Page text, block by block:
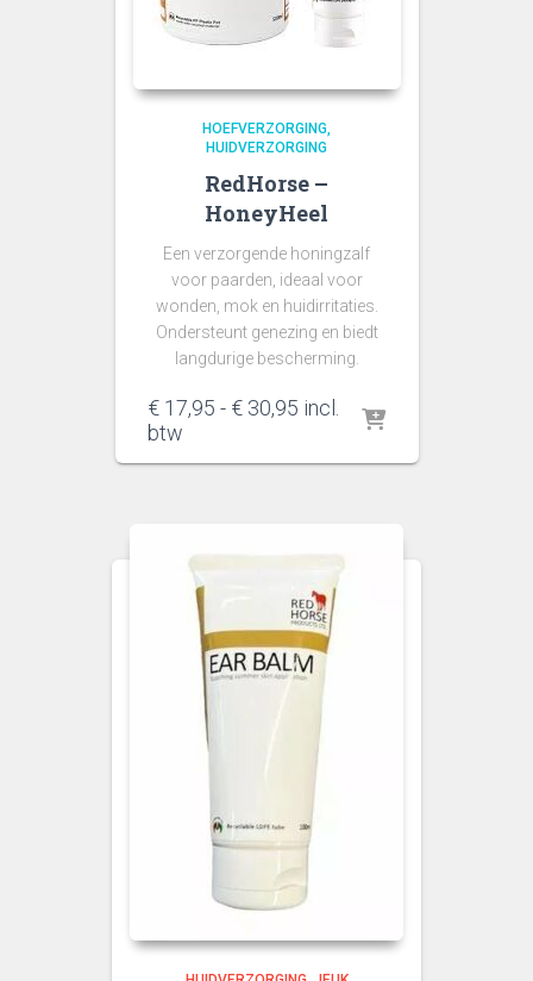
HOEFVERZORGING
HUIDVERZORGING
RedHorse –
HoneyHeel
Een verzorgende honingzalf
voor paarden, ideaal voor
wonden, mok en huidirritaties.
Ondersteunt genezing en biedt
langdurige bescherming.
€ 17,95 - € 30,95 Prijsklasse:
tot
incl.
btw